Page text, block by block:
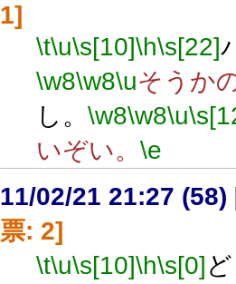
1]
\t\u\s[10]\h\s[22]
\w8\w8\uそうか
し。 \w8\w8\u
いぞい。 \e
11/02/21 21:27 (58)
票: 2]
\t\u\s[10]\h\s[0]